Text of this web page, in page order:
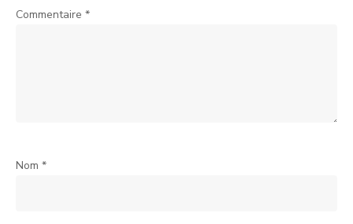
Commentaire *
Nom *